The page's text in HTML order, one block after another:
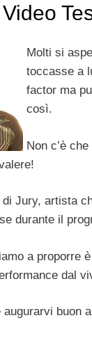
Molti si
toccasse a
factor ma
così.
Non c’è
Jury, artista
durante il
a proporre
dal
buon